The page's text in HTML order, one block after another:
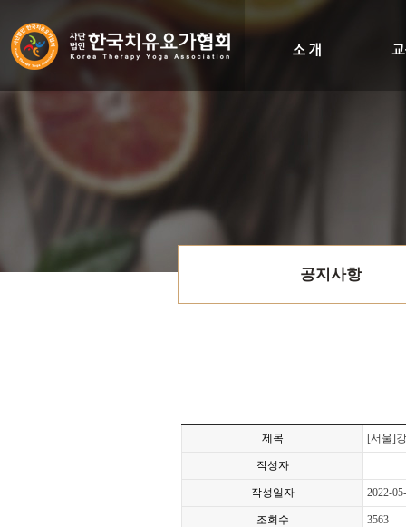
공지사항
제목 [서울]
작성자
작성일자 2022-
조회수 3563